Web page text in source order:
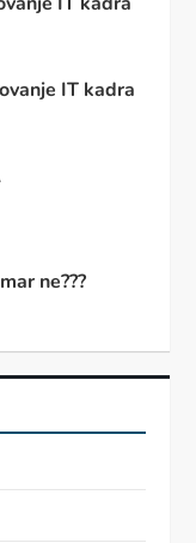
IT kadra
ne???